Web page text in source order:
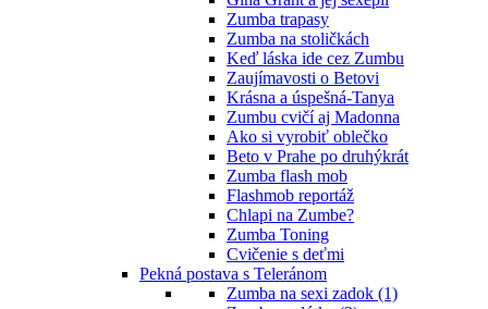
Zumba trapasy
Zumba na stoličkách
Keď láska ide cez Zumbu
Zaujímavosti o Betovi
Krásna a úspešná-Tanya
Zumbu cvičí aj Madonna
Ako si vyrobiť oblečko
Beto v Prahe po druhýkrát
Zumba flash mob
Flashmob reportáž
Chlapi na Zumbe?
Zumba Toning
Cvičenie s deťmi
Pekná postava s Teleránom
Zumba na sexi zadok (1)